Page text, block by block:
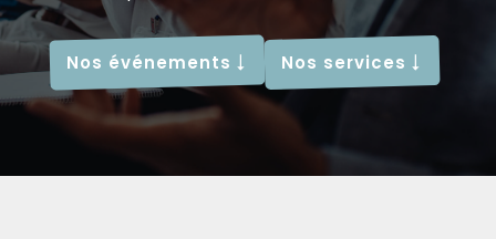
Nos événements Nos services